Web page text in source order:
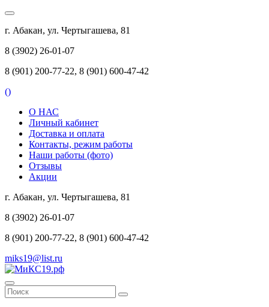
г. Абакан, ул. Чертыгашева, 81
8 (3902) 26-01-07
8 (901) 200-77-22, 8 (901) 600-47-42
()
О НАС
Личный кабинет
Доставка и оплата
Контакты, режим работы
Наши работы (фото)
Отзывы
Акции
г. Абакан, ул. Чертыгашева, 81
8 (3902) 26-01-07
8 (901) 200-77-22, 8 (901) 600-47-42
miks19@list.ru